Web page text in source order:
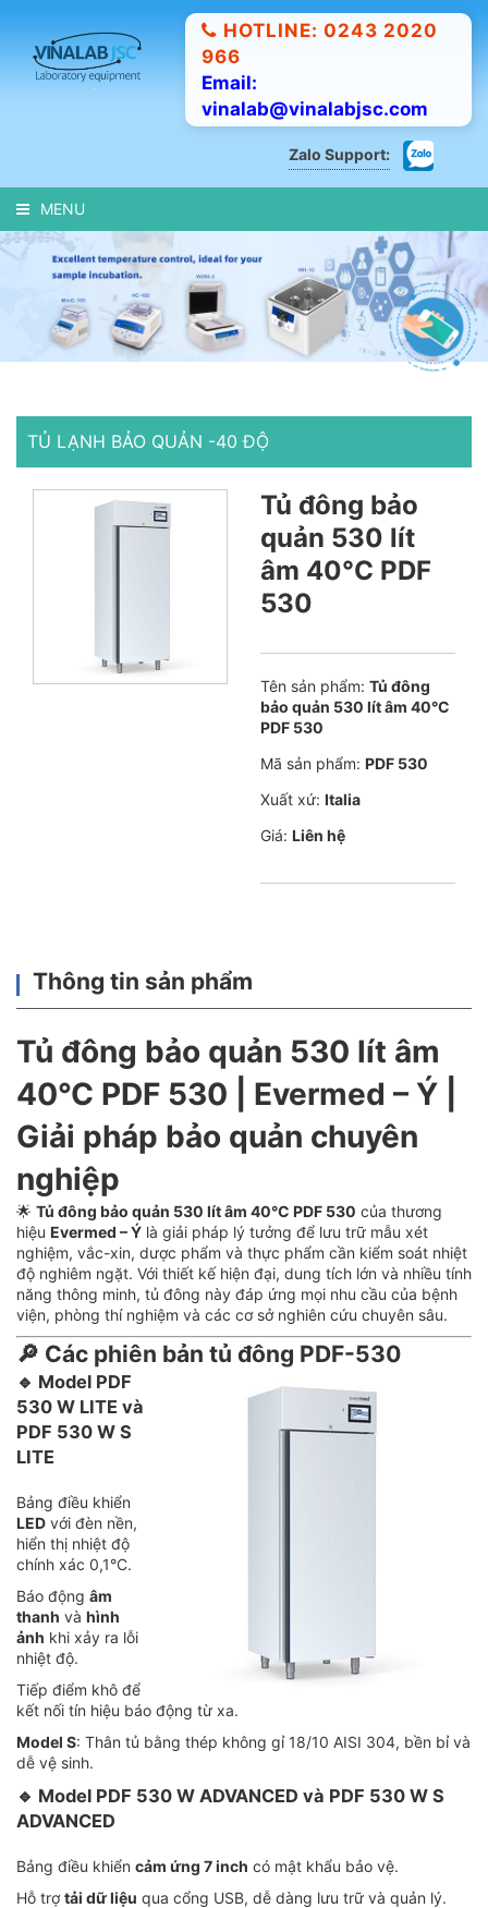
HOTLINE: 0243 2020
966
Email:
vinalab@vinalabjsc.com
Zalo Support:
MENU
TỦ LẠNH BẢO QUẢN -40 ĐỘ
Tủ đông bảo
quản 530 lít
âm 40°C PDF
530
Tên sản phẩm: Tủ đông
bảo quản 530 lít âm 40°C
PDF 530
Mã sản phẩm: PDF 530
Xuất xứ: Italia
Giá: Liên hệ
Thông tin sản phẩm
Tủ đông bảo quản 530 lít âm
40°C PDF 530 | Evermed – Ý |
Giải pháp bảo quản chuyên
nghiệp
🌟 Tủ đông bảo quản 530 lít âm 40°C PDF 530 của thương
hiệu Evermed – Ý là giải pháp lý tưởng để lưu trữ mẫu xét
nghiệm, vắc-xin, dược phẩm và thực phẩm cần kiểm soát nhiệt
độ nghiêm ngặt. Với thiết kế hiện đại, dung tích lớn và nhiều tính
năng thông minh, tủ đông này đáp ứng mọi nhu cầu của bệnh
viện, phòng thí nghiệm và các cơ sở nghiên cứu chuyên sâu.
🔎 Các phiên bản tủ đông PDF-530
🔹 Model PDF
530 W LITE và
PDF 530 W S
LITE
Bảng điều khiển
LED với đèn nền,
hiển thị nhiệt độ
chính xác 0,1°C.
Báo động âm
thanh và hình
ảnh khi xảy ra lỗi
nhiệt độ.
Tiếp điểm khô để
kết nối tín hiệu báo động từ xa.
Model S: Thân tủ bằng thép không gỉ 18/10 AISI 304, bền bỉ và
dễ vệ sinh.
🔹 Model PDF 530 W ADVANCED và PDF 530 W S
ADVANCED
Bảng điều khiển cảm ứng 7 inch có mật khẩu bảo vệ.
Hỗ trợtải dữ liệu qua cổng USB, dễ dàng lưu trữ và quản lý.